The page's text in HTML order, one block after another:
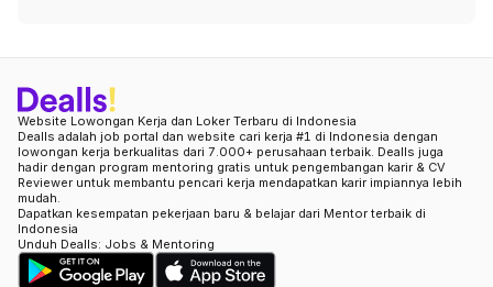
Website Lowongan Kerja dan Loker Terbaru di Indonesia
Dealls adalah job portal dan website cari kerja #1 di Indonesia dengan
lowongan kerja berkualitas dari 7.000+ perusahaan terbaik. Dealls juga
hadir dengan program mentoring gratis untuk pengembangan karir & CV
Reviewer untuk membantu pencari kerja mendapatkan karir impiannya lebih
mudah.
Dapatkan kesempatan pekerjaan baru & belajar dari Mentor terbaik di
Indonesia
Unduh Dealls: Jobs & Mentoring